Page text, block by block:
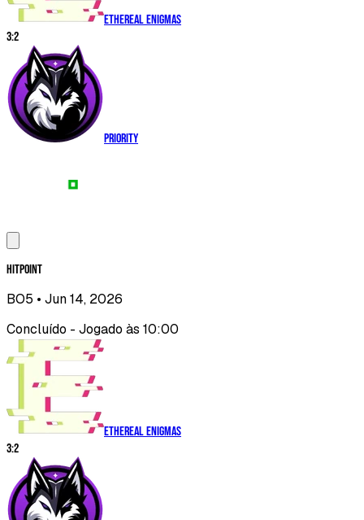
Ethereal Enigmas
3:2
Priority
Hitpoint
BO5 • Jun 14, 2026
Concluído - Jogado às 10:00
Ethereal Enigmas
3:2